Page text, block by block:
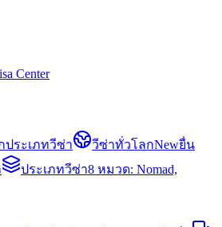
Center
ระเภทวีซ่า วีซ่าทั่วโลกNewยื่น
ประเภทวีซ่า8 หมวด: Nomad,